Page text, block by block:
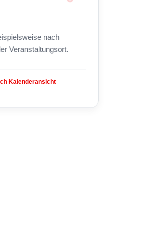
nach
Veranstaltungsort.
Kalenderansicht